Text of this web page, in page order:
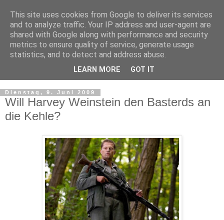
Dienstag, 9. Juni 2009
Will Harvey Weinstein den Basterds an
die Kehle?
This site uses cookies from Google to deliver its services
and to analyze traffic. Your IP address and user-agent are
shared with Google along with performance and security
metrics to ensure quality of service, generate usage
statistics, and to detect and address abuse.
LEARN MORE GOT IT